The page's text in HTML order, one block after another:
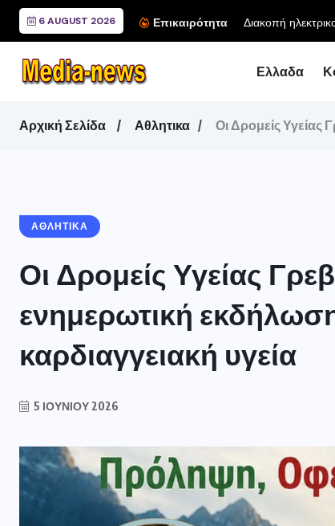
6 AUGUST 2026 Επικαιρότητα
Ελλαδα
Αρχική Σελίδα Αθλητικα Οι Δρομείς Υγείας
ΑΘΛΗΤΙΚΑ
Οι Δρομείς Υγείας
ενημερωτική
καρδιαγγειακή υγεία
5 ΙΟΥΝΊΟΥ 2026